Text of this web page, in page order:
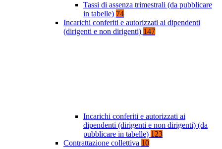
Tassi di assenza trimestrali (da pubblicare
in tabelle) 74
Incarichi conferiti e autorizzati ai dipendenti
(dirigenti e non dirigenti) 147
Incarichi conferiti e autorizzati ai
dipendenti (dirigenti e non dirigenti) (da
pubblicare in tabelle) 123
Contrattazione collettiva 10